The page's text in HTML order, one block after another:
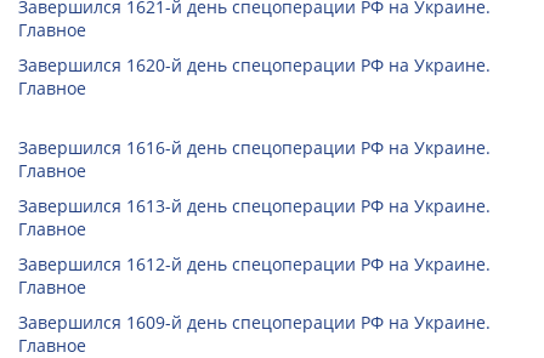
Завершился 1621-й день спецоперации РФ на Украине.
Главное
Завершился 1620-й день спецоперации РФ на Украине.
Главное
Завершился 1616-й день спецоперации РФ на Украине.
Главное
Завершился 1613-й день спецоперации РФ на Украине.
Главное
Завершился 1612-й день спецоперации РФ на Украине.
Главное
Завершился 1609-й день спецоперации РФ на Украине.
Главное